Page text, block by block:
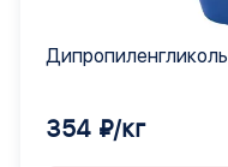
Дипропиленгликоль
354 ₽/кг